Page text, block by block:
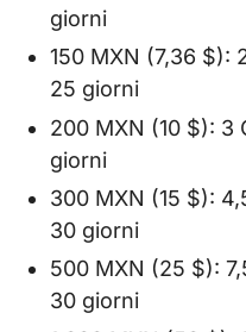
giorni
150 MXN (7,36 $):
25 giorni
200 MXN (10 $): 3
giorni
300 MXN (15 $):
30 giorni
500 MXN (25 $):
30 giorni